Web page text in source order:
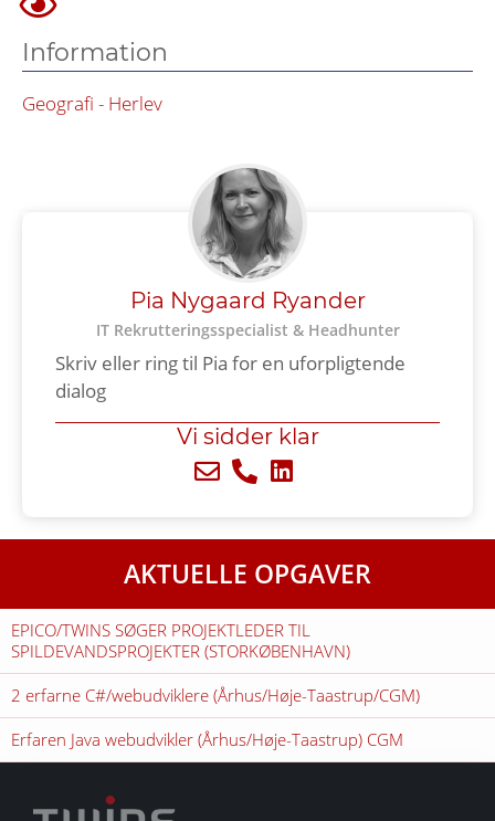
Information
Geografi - Herlev
Pia Nygaard Ryander
IT Rekrutteringsspecialist & Headhunter​
Skriv eller ring til Pia for en uforpligtende
dialog
Vi sidder klar
AKTUELLE OPGAVER
EPICO/TWINS SØGER PROJEKTLEDER TIL
SPILDEVANDSPROJEKTER (STORKØBENHAVN)
2 erfarne C#/webudviklere (Århus/Høje-Taastrup/CGM)
Erfaren Java webudvikler (Århus/Høje-Taastrup) CGM